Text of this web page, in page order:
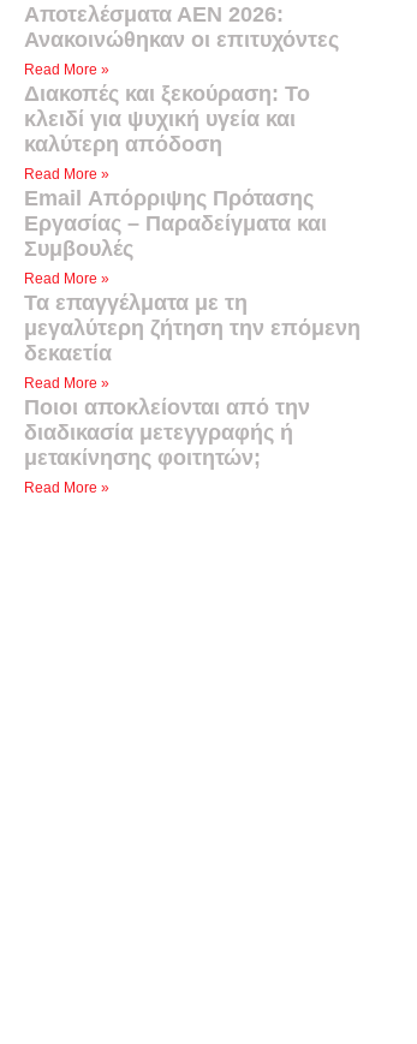
Αποτελέσματα ΑΕΝ 2026:
Ανακοινώθηκαν οι επιτυχόντες
Read More »
Διακοπές και ξεκούραση: Το
κλειδί για ψυχική υγεία και
καλύτερη απόδοση
Read More »
Email Απόρριψης Πρότασης
Εργασίας – Παραδείγματα και
Συμβουλές
Read More »
Τα επαγγέλματα με τη
μεγαλύτερη ζήτηση την επόμενη
δεκαετία
Read More »
Ποιοι αποκλείονται από την
διαδικασία μετεγγραφής ή
μετακίνησης φοιτητών;
Read More »